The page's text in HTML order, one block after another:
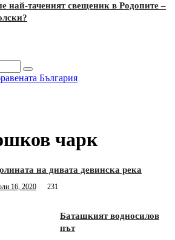
най-таченият свещеник в Родопите –
чарк
на дивата девинска река
16, 2020 231
Баташкият водносилов
път